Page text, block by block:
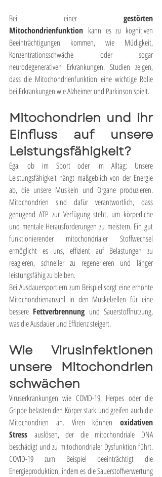
Bei einer gestörten
Mitochondrienfunktion kann es zu kognitiven
Beeinträchtigungen kommen, wie Müdigkeit,
Konzentrationsschwäche oder sogar
neurodegenerativen Erkrankungen. Studien zeigen,
dass die Mitochondrienfunktion eine wichtige Rolle
bei Erkrankungen wie Alzheimer und Parkinson spielt.
Mitochondrien und ihr
Einfluss auf unsere
Leistungsfähigkeit?
Egal ob im Sport oder im Alltag: Unsere
Leistungsfähigkeit hängt maßgeblich von der Energie
ab, die unsere Muskeln und Organe produzieren.
Mitochondrien sind dafür verantwortlich, dass
genügend ATP zur Verfügung steht, um körperliche
und mentale Herausforderungen zu meistern. Ein gut
funktionierender mitochondrialer Stoffwechsel
ermöglicht es uns, effizient auf Belastungen zu
reagieren, schneller zu regenerieren und länger
leistungsfähig zu bleiben.
Bei Ausdauersportlern zum Beispiel sorgt eine erhöhte
Mitochondrienanzahl in den Muskelzellen für eine
bessere Fettverbrennung und Sauerstoffnutzung,
was die Ausdauer und Effizienz steigert.
Wie Virusinfektionen
unsere Mitochondrien
schwächen
Viruserkrankungen wie COVID-19, Herpes oder die
Grippe belasten den Körper stark und greifen auch die
Mitochondrien an. Viren können oxidativen
Stress auslösen, der die mitochondriale DNA
beschädigt und zu mitochondrialer Dysfunktion führt.
COVID-19 zum Beispiel beeinträchtigt die
Energieproduktion, indem es die Sauerstoffverwertung